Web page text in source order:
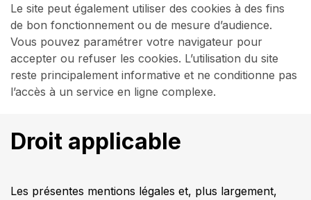
Le site peut également utiliser des cookies à des fins
de bon fonctionnement ou de mesure d’audience.
Vous pouvez paramétrer votre navigateur pour
accepter ou refuser les cookies. L’utilisation du site
reste principalement informative et ne conditionne pas
l’accès à un service en ligne complexe.
Droit applicable
Les présentes mentions légales et, plus largement,